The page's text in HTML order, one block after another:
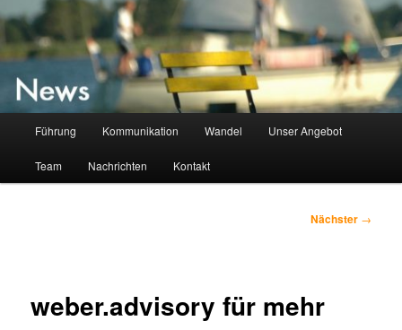
Führung Kommunikation Wandel Unser Angebot
Team Nachrichten Kontakt
Nächster →
weber.advisory für mehr